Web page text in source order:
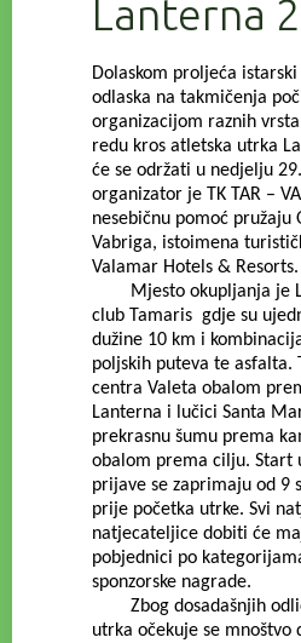
Lanterna
Dolaskom proljeća
odlaska na takmičenja
organizacijom raznih
redu kros atletska utrka
će se održati u nedjelju
organizator je TK TAR –
nesebičnu pomoć pružaju
Vabriga, istoimena
Valamar Hotels & Resorts.
Mjesto okupljanja je
club Tamaris gdje su
dužine 10 km i
poljskih puteva te asfalta.
centra Valeta obalom
Lanterna i lučici Santa
prekrasnu šumu prema
obalom prema cilju. Start
prijave se zaprimaju od 9
prije početka utrke. Svi
natjecateljice dobiti će
pobjednici po
sponzorske nagrade.
Zbog dosadašnjih
utrka očekuje se mnoštvo